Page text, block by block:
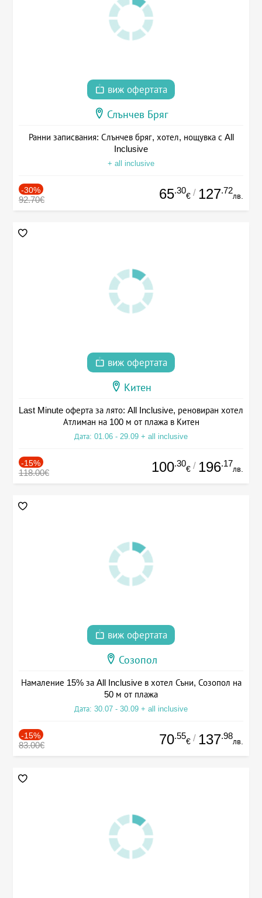
виж офертата
Слънчев Бряг
Ранни записвания: Слънчев бряг, хотел, нощувка с All
Inclusive
+ all inclusive
-30%
92.70€ 65.30
€ / 127.72
лв.
виж офертата
Китен
Last Minute оферта за лято: All Inclusive, реновиран хотел
Атлиман на 100 м от плажа в Китен
Дата: 01.06 - 29.09 + all inclusive
-15%
118.00€ 100.30
€ / 196.17
лв.
виж офертата
Созопол
Намаление 15% за All Inclusive в хотел Съни, Созопол на
50 м от плажа
Дата: 30.07 - 30.09 + all inclusive
-15%
83.00€ 70.55
€ / 137.98
лв.